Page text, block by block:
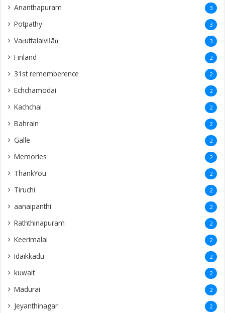
Ananthapuram 3
‎Potpathy 3
Vaṟuttalaiviḷāṉ 3
Finland 2
31st rememberence 2
Echchamodai 2
Kachchai 2
Bahrain 2
Galle 2
Memories 2
ThankYou 2
Tiruchi 2
aanaipanthi 2
Raththinapuram 2
Keerimalai 2
Idaikkadu 2
kuwait 2
Madurai 2
Jeyanthinagar 2